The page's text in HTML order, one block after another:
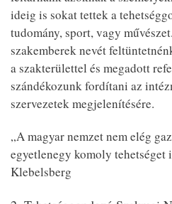
ideig is sokat tettek a
tudomány, sport, vagy
szakemberek nevét
a szakterülettel és megadott
szándékozunk fordítani az
szervezetek megjelenítésére.
„A magyar nemzet nem elég
egyetlenegy komoly
Klebelsberg